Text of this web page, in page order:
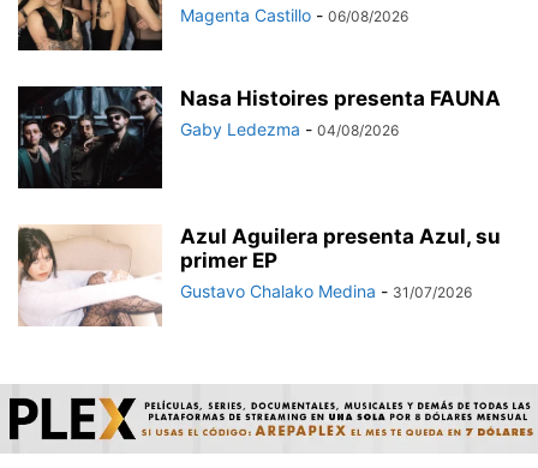
Magenta Castillo - 06/08/2026
Nasa Histoires presenta FAUNA
Gaby Ledezma - 04/08/2026
Azul Aguilera presenta Azul, su
primer EP
Gustavo Chalako Medina - 31/07/2026